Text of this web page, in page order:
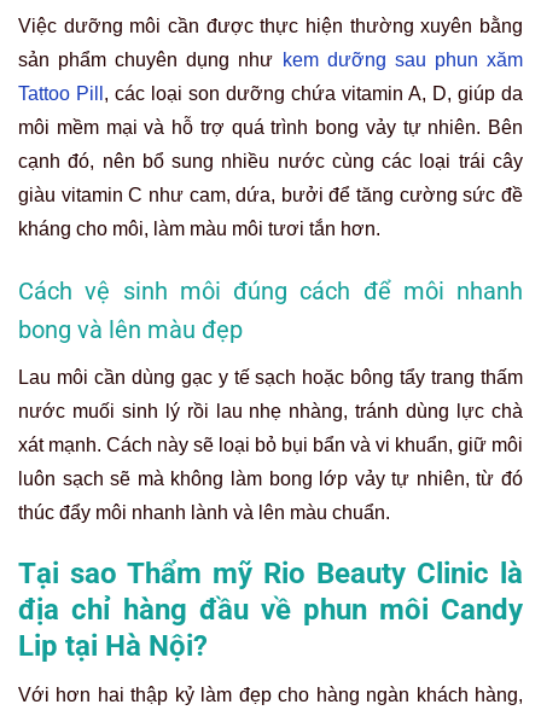
Việc dưỡng môi cần được thực hiện thường xuyên bằng
sản phẩm chuyên dụng như kem dưỡng sau phun xăm
Tattoo Pill , các loại son dưỡng chứa vitamin A, D, giúp da
môi mềm mại và hỗ trợ quá trình bong vảy tự nhiên. Bên
cạnh đó, nên bổ sung nhiều nước cùng các loại trái cây
giàu vitamin C như cam, dứa, bưởi để tăng cường sức đề
kháng cho môi, làm màu môi tươi tắn hơn.
Cách vệ sinh môi đúng cách để môi nhanh
bong và lên màu đẹp
Lau môi cần dùng gạc y tế sạch hoặc bông tẩy trang thấm
nước muối sinh lý rồi lau nhẹ nhàng, tránh dùng lực chà
xát mạnh. Cách này sẽ loại bỏ bụi bẩn và vi khuẩn, giữ môi
luôn sạch sẽ mà không làm bong lớp vảy tự nhiên, từ đó
thúc đẩy môi nhanh lành và lên màu chuẩn.
Tại sao Thẩm mỹ Rio Beauty Clinic là
địa chỉ hàng đầu về phun môi Candy
Lip tại Hà Nội?
Với hơn hai thập kỷ làm đẹp cho hàng ngàn khách hàng,